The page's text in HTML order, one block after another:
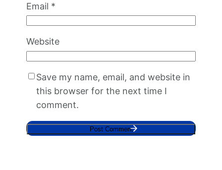
Email *
Website
Save my name, email, and website in
this browser for the next time I
comment.